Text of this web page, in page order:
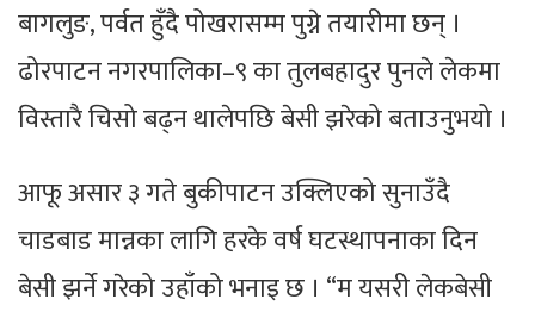
बागलुङ, पर्वत हुँदै पोखरासम्म पुग्ने तयारीमा छन् ।
ढोरपाटन नगरपालिका–९ का तुलबहादुर पुनले लेकमा
विस्तारै चिसो बढ्न थालेपछि बेसी झरेको बताउनुभयो ।
आफू असार ३ गते बुकीपाटन उक्लिएको सुनाउँदै
चाडबाड मान्नका लागि हरके वर्ष घटस्थापनाका दिन
बेसी झर्ने गरेको उहाँको भनाइ छ । “म यसरी लेकबेसी